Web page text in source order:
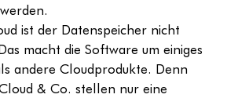
ist der Datenspeicher nicht
macht die Software um einiges
andere Cloudprodukte. Denn
& Co. stellen nur eine